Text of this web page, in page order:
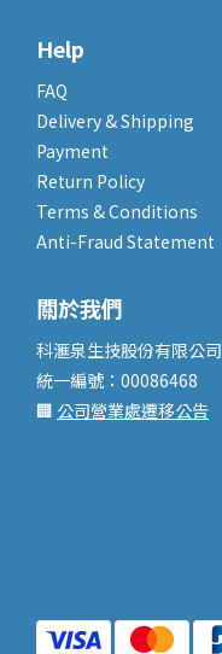
Help
FAQ
Delivery & Shipping
Payment
Return Policy
Terms & Conditions
Anti-Fraud Statement
關於我們
科滙泉生技股份有限公司
統一編號：00086468
🏢 公司營業處遷移公告